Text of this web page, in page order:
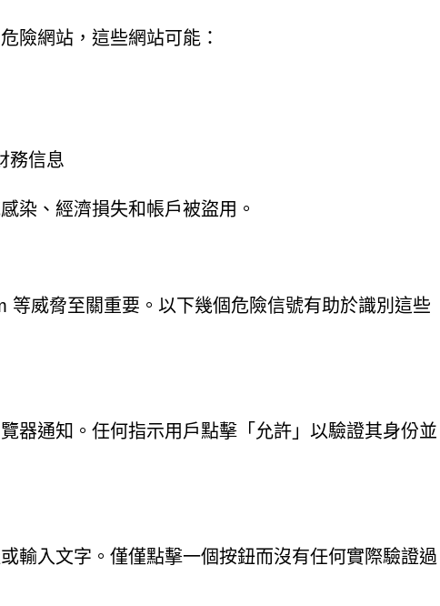
險網站，這些網站可能：
務信息
染、經濟損失和帳戶被盜用。
等威脅至關重要。以下幾個危險信號有助於識別這些
器通知。任何指示用戶點擊「允許」以驗證其身份並
輸入文字。僅僅點擊一個按鈕而沒有任何實際驗證過